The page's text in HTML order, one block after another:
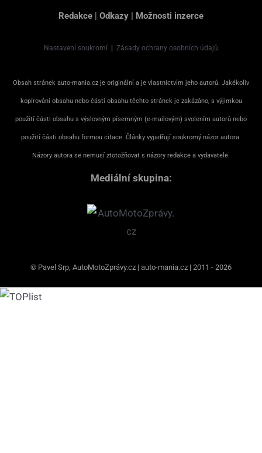
Redakce | Odkazy | Možnosti inzerce
Nastavení soukromí Zásady ochrany osobních údajů
Obsah stránek auto-mania.cz je originální a je vlastnictvím jeho autorů. Jakékoliv
kopírování obsahu nebo částí obsahu těchto stránek je zakázáno, s výjimkou
použití části obsahu s výslovným písemným (e-mailovým) svolením autorů nebo
použití části obsahu formou citace. Články vyjadřují soukromý názor autora.
Názory autora se nemusí ztotožňovat s názory redakce a vydavatele.
Mediální skupina:
© Pavel Srp, AutoMotoZprávy.cz | auto-mania.cz | 2011 - 2026